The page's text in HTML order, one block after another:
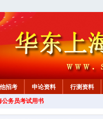
招考 申论资料
行测资料
务员考试用书